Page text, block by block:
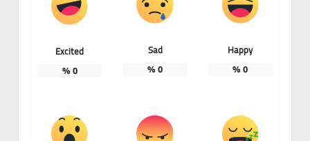
Happy
0
%
Sad
0
%
Excited
0
%